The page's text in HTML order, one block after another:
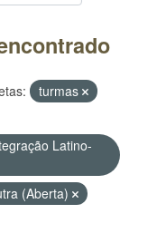
turmas
Latino-
(Aberta)